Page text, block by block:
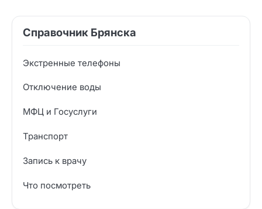
Справочник Брянска
Экстренные телефоны
Отключение воды
МФЦ и Госуслуги
Транспорт
Запись к врачу
Что посмотреть